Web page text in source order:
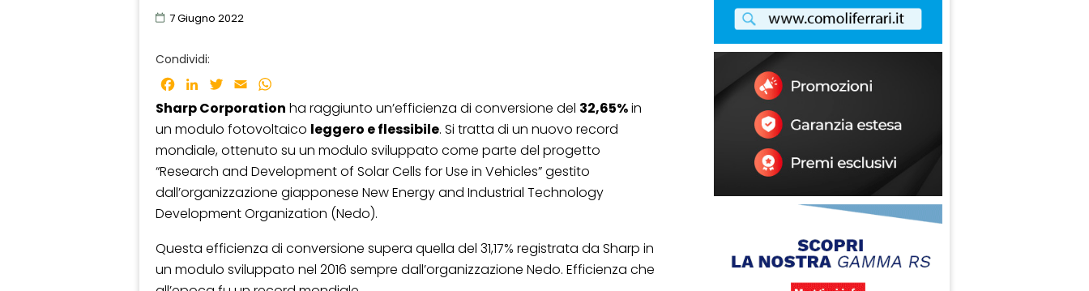
7 Giugno 2022
Condividi:
Facebook
LinkedInTwitter
Email
Sharp Corporation ha raggiunto un’efficienza di conversione del 32,65%in
un modulo fotovoltaico leggero e flessibile. Si tratta di un nuovo record
mondiale, ottenuto su un modulo sviluppato come parte del progetto
“Research and Development of Solar Cells for Use in Vehicles” gestito
dall’organizzazione giapponese New Energy and Industrial Technology
Development Organization (Nedo).
Questa efficienza di conversione supera quella del 31,17% registrata da Sharp in
un modulo sviluppato nel 2016 sempre dall’organizzazione Nedo. Efficienza che